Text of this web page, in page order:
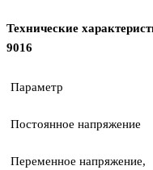
Технические
9016
Параметр
Постоянное напряжение
Переменное напряжение,